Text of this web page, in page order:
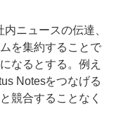
ニュースの伝達、
を集約することで
なるとする。例え
Notesをつなげる
競合することなく